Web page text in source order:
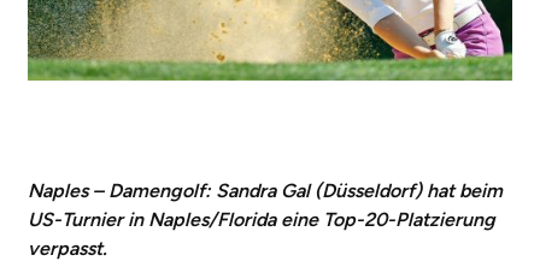
Naples – Damengolf: Sandra Gal (Düsseldorf) hat beim
US-Turnier in Naples/Florida eine Top-20-Platzierung
verpasst.